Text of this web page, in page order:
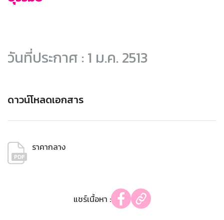
วันที่ประกาศ : 1 ม.ค. 2513
ดาวน์โหลดเอกสาร
ราคากลาง
แชร์เนื้อหา :